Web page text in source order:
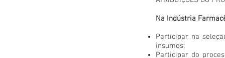
Na Indústria
Participar na
insumos;
Participar do